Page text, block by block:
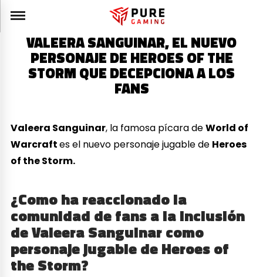
VALEERA SANGUINAR, EL NUEVO
PERSONAJE DE HEROES OF THE
STORM QUE DECEPCIONA A LOS
FANS
Valeera Sanguinar, la famosa pícara deWorld of
Warcraftes el nuevo personaje jugable de Heroes
of the Storm.
¿Como ha reaccionado la
comunidad de fans a la inclusión
de Valeera Sanguinar como
personaje jugable deHeroes of
the Storm?